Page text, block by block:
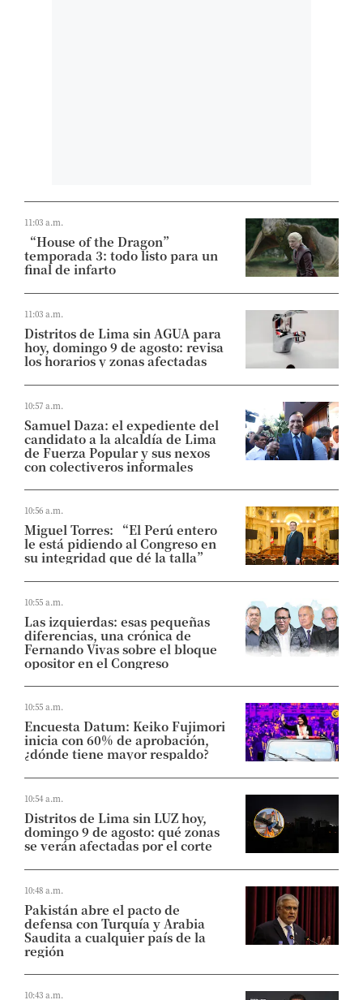
11:03 a.m.
“House of the Dragon”
temporada 3: todo listo para un
final de infarto
11:03 a.m.
Distritos de Lima sin AGUA para
hoy, domingo 9 de agosto: revisa
los horarios y zonas afectadas
10:57 a.m.
Samuel Daza: el expediente del
candidato a la alcaldía de Lima
de Fuerza Popular y sus nexos
con colectiveros informales
10:56 a.m.
Miguel Torres: “El Perú entero
le está pidiendo al Congreso en
su integridad que dé la talla”
10:55 a.m.
Las izquierdas: esas pequeñas
diferencias, una crónica de
Fernando Vivas sobre el bloque
opositor en el Congreso
10:55 a.m.
Encuesta Datum: Keiko Fujimori
inicia con 60% de aprobación,
¿dónde tiene mayor respaldo?
10:54 a.m.
Distritos de Lima sin LUZ hoy,
domingo 9 de agosto: qué zonas
se verán afectadas por el corte
10:48 a.m.
Pakistán abre el pacto de
defensa con Turquía y Arabia
Saudita a cualquier país de la
región
10:43 a.m.